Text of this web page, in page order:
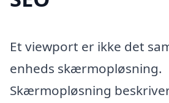
Et viewport er ikke det
enheds skærmopløsning.
Skærmopløsning